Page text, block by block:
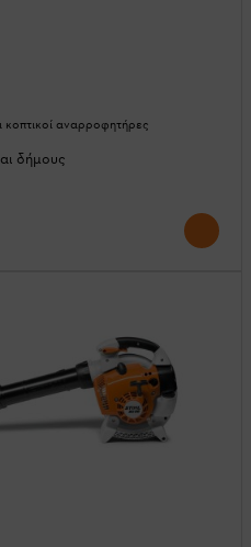
κοπτικοί αναρροφητήρες
δήμους